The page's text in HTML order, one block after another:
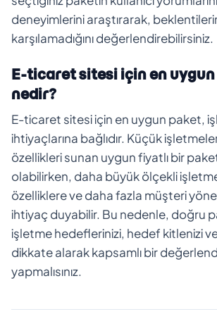
deneyimlerini araştırarak,
karşılamadığını değerlendirebilirsiniz.
E-ticaret sitesi için en
nedir?
E-ticaret sitesi için en uygun paket,
ihtiyaçlarına bağlıdır. Küçük
özellikleri sunan uygun fiyatlı bir
olabilirken, daha büyük ölçekli
özelliklere ve daha fazla müşteri
ihtiyaç duyabilir. Bu nedenle, doğru
işletme hedeflerinizi, hedef kitlenizi
dikkate alarak kapsamlı bir
yapmalısınız.